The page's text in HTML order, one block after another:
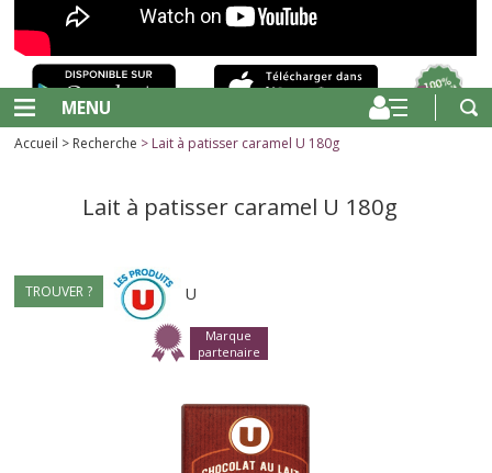
MENU
Accueil > Recherche > Lait à patisser caramel U 180g
Lait à patisser caramel U 180g
TROUVER ? U
Marque
partenaire